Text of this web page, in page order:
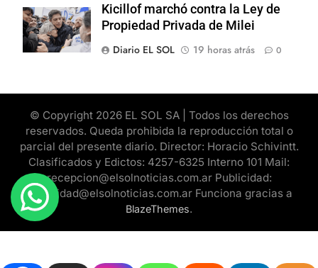
Kicillof marchó contra la Ley de
Propiedad Privada de Milei
Diario EL SOL
19 horas atrás 0
© Copyright 2026 EL SOL SA | Todos los derechos
reservados. Queda prohibida la reproducción total o
parcial del presente diario. Director: Horacio Schivintt.
Clasificados y Edictos: 4257-6325 Interno 101 Mail:
recepcion@elsolnoticias.com.ar Publicidad:
publicidad@elsolnoticias.com.ar Funciona gracias a
BlazeThemes.